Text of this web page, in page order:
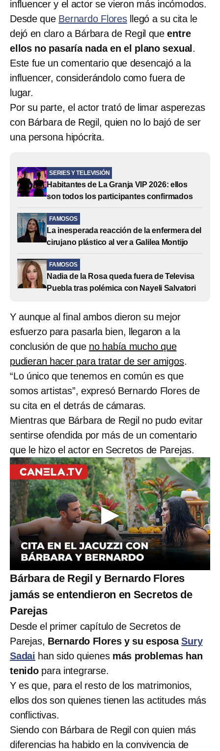
influencer y el actor se vieron más incómodos.
Desde que Bernardo Floresllegó a su cita le
dejó en claro a Bárbara de Regil queentre
ellos no pasaría nada en el plano sexual.
Este fue un comentario que desencajó a la
influencer, considerándolo como fuera de
lugar.
Por su parte, el actor trató de limar asperezas
con Bárbara de Regil, quien no lo bajó de ser
una persona hipócrita.
SERIES Y TELEVISIÓN
Habitantes de La Granja VIP 2026: ellos
son todos los participantes confirmados
FAMOSOS
La inesperada reacción de la enfermera del
cirujano plástico al ver a Galilea Montijo
FAMOSOS
Nadia de la Rosa queda fuera de Televisa
Puebla tras polémica con Nayeli Salvatori
Y aunque al final ambos dieron su mejor
esfuerzo para pasarla bien, llegaron a la
conclusión de que no había mucho que
pudieran hacer para tratar de ser amigos.
“Lo único que tenemos en común es que
somos artistas”, expresó Bernardo Flores de
su cita en el detrás de cámaras.
Mientras que Bárbara de Regil no pudo evitar
sentirse ofendida por más de un comentario
que le hizo el actor en Secretos de Parejas.
Bárbara de Regil y Bernardo Flores
jamás se entendieron en Secretos de
Parejas
Desde el primer capítulo de Secretos de
Parejas, Bernardo Flores y su esposaSury
Sadai han sido quienes más problemas han
tenidopara integrarse.
Y es que, para el resto de los matrimonios,
ellos dos son quienes tienen las actitudes más
conflictivas.
Siendo con Bárbara de Regil con quien más
diferencias ha habido en la convivencia de